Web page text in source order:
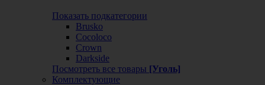
Показать подкатегории
Brusko
Cocoloco
Crown
Darkside
Посмотреть все товары [Уголь]
Комплектующие